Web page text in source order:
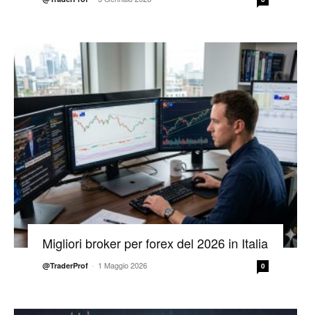
Migliori broker per forex del 2026 in Italia
@TraderProf - 1 Maggio 2026 0